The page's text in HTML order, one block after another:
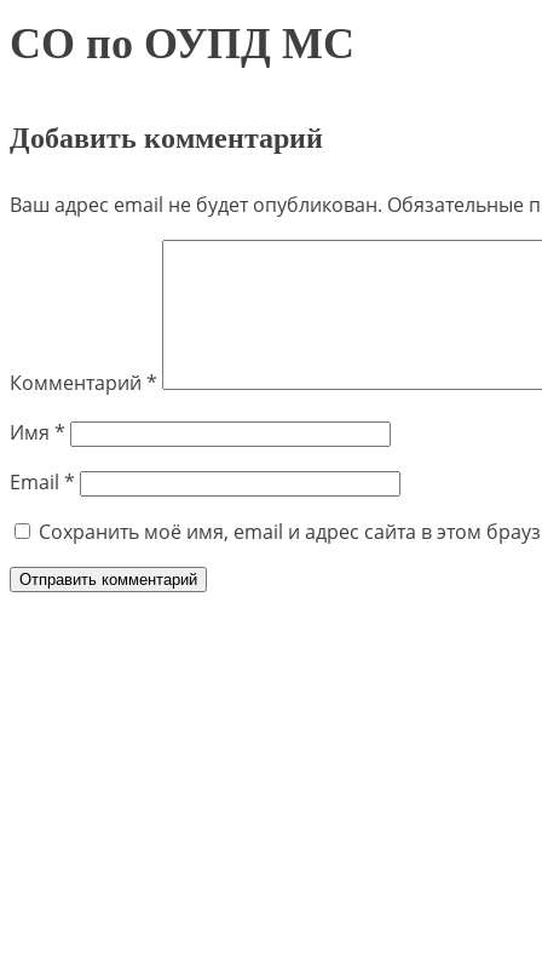
СО по ОУПД МС
Добавить комментарий
Ваш адрес email не будет опубликован. Обязательные
Комментарий *
Имя *
Email *
Сохранить моё имя, email и адрес сайта в этом